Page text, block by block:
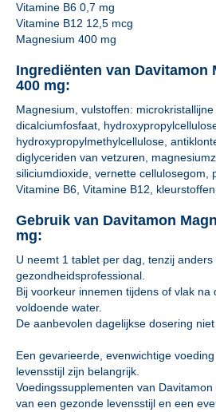
Vitamine B6 0,7 mg
Vitamine B12 12,5 mcg
Magnesium 400 mg
Ingrediënten van Davitamon
400 mg:
Magnesium, vulstoffen: microkristallijne
dicalciumfosfaat,
hydroxypropylmethylcellulose,
diglyceriden van vetzuren,
siliciumdioxide, vernette cellulosegom,
Vitamine B6, Vitamine B12,
Gebruik van Davitamon
mg:
U neemt 1 tablet per dag, tenzij
gezondheidsprofessional.
Bij voorkeur innemen tijdens of vlak na
voldoende water.
De aanbevolen dagelijkse dosering niet
Een gevarieerde, evenwichtige
levensstijl zijn belangrijk.
Voedingssupplementen van
van een gezonde levensstijl en een